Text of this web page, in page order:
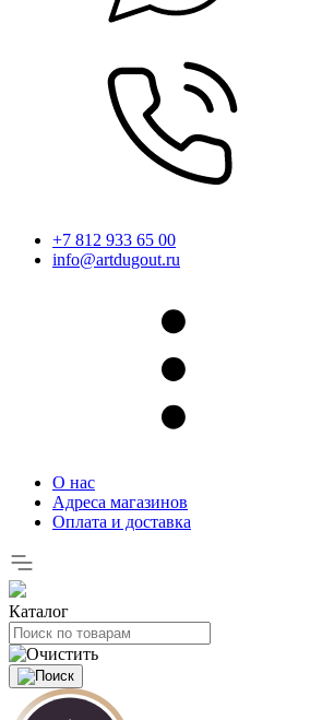
+7 812 933 65 00
info@artdugout.ru
О нас
Адреса магазинов
Оплата и доставка
Каталог